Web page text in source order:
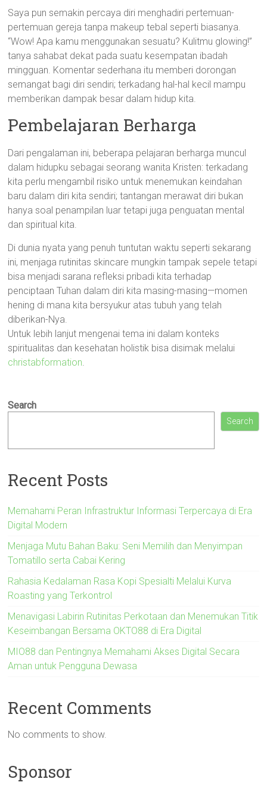
Saya pun semakin percaya diri menghadiri pertemuan-
pertemuan gereja tanpa makeup tebal seperti biasanya.
“Wow! Apa kamu menggunakan sesuatu? Kulitmu glowing!”
tanya sahabat dekat pada suatu kesempatan ibadah
mingguan. Komentar sederhana itu memberi dorongan
semangat bagi diri sendiri; terkadang hal-hal kecil mampu
memberikan dampak besar dalam hidup kita.
Pembelajaran Berharga
Dari pengalaman ini, beberapa pelajaran berharga muncul
dalam hidupku sebagai seorang wanita Kristen: terkadang
kita perlu mengambil risiko untuk menemukan keindahan
baru dalam diri kita sendiri; tantangan merawat diri bukan
hanya soal penampilan luar tetapi juga penguatan mental
dan spiritual kita.
Di dunia nyata yang penuh tuntutan waktu seperti sekarang
ini, menjaga rutinitas skincare mungkin tampak sepele tetapi
bisa menjadi sarana refleksi pribadi kita terhadap
penciptaan Tuhan dalam diri kita masing-masing—momen
hening di mana kita bersyukur atas tubuh yang telah
diberikan-Nya.
Untuk lebih lanjut mengenai tema ini dalam konteks
spiritualitas dan kesehatan holistik bisa disimak melalui
christabformation.
Search
Search
Recent Posts
Memahami Peran Infrastruktur Informasi Terpercaya di Era
Digital Modern
Menjaga Mutu Bahan Baku: Seni Memilih dan Menyimpan
Tomatillo serta Cabai Kering
Rahasia Kedalaman Rasa Kopi Spesialti Melalui Kurva
Roasting yang Terkontrol
Menavigasi Labirin Rutinitas Perkotaan dan Menemukan Titik
Keseimbangan Bersama OKTO88 di Era Digital
MIO88 dan Pentingnya Memahami Akses Digital Secara
Aman untuk Pengguna Dewasa
Recent Comments
No comments to show.
Sponsor